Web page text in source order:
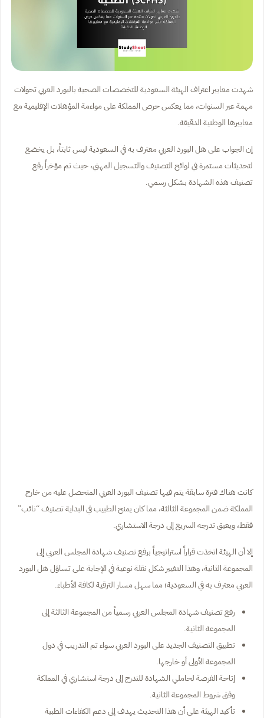
شهدت معايير اعتراف الهيئة السعودية للتخصصات الصحية بالبورد العربي تحولات
مهمة عبر السنوات، مما يعكس حرص المملكة على مواءمة المؤهلات الإقليمية مع
معاييرها الوطنية الدقيقة.
إن الجواب على هل البورد العربي معترف به في السعودية ليس ثابتاً، بل يخضع
لتحديثات مستمرة في لوائح التصنيف والتسجيل المهني، حيث تم مؤخراً رفع
تصنيف هذه الشهادة بشكل رسمي.
كانت هناك فترة سابقة يتم فيها تصنيف البورد العربي المتحصل عليه من خارج
المملكة ضمن المجموعة الثالثة، مما كان يمنح الطبيب في البداية تصنيف “نائب”
فقط، ويعيق تدرجه السريع إلى درجة الاستشاري.
إلا أن الهيئة اتخذت قراراً استراتيجياً برفع تصنيف شهادة المجلس العربي إلى
المجموعة الثانية، وهذا التغيير شكل نقلة نوعية في الإجابة على تساؤل هل البورد
العربي معترف به في السعودية؛ مما سهل مسار الترقية لكافة الأطباء.
رفع تصنيف شهادة المجلس العربي رسمياً من المجموعة الثالثة إلى
المجموعة الثانية.
تطبيق التصنيف الجديد على البورد العربي سواء تم التدريب في دول
المجموعة الأولى أو خارجها.
إتاحة الفرصة لحاملي الشهادة للتدرج إلى درجة استشاري في المملكة
وفق شروط المجموعة الثانية.
تأكيد الهيئة على أن هذا التحديث يهدف إلى دعم الكفاءات الطبية